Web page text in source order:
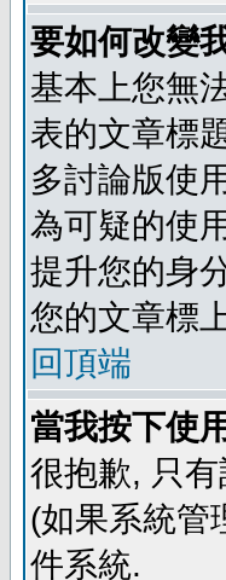
要如何改變
基本上您無
表的文章標
多討論版使
為可疑的使
提升您的身
您的文章標
回頂端
當我按下使
很抱歉, 只
(如果系統管
件系統.